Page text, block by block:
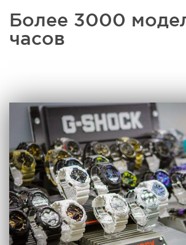
Более 3000
часов